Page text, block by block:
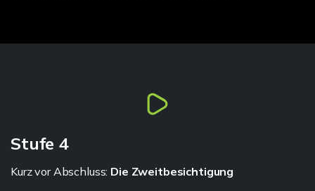
Stufe 4
Kurz vor Abschluss: Die Zweitbesichtigung